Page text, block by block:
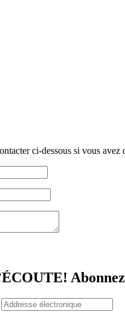
ci-dessous si vous